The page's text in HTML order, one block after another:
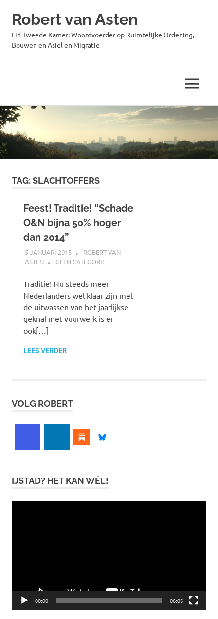
Ga
naar
de
inhoud
Robert van Asten
Lid Tweede Kamer; Woordvoerder op Ruimtelijke Ordening,
Bouwen en Asiel en Migratie
MENU
TAG:SLACHTOFFERS
Feest! Traditie! “Schade
O&N bijna 50% hoger
dan 2014”
5 JANUARI 2015
ROBERT VAN
ASTEN
GEEN CATEGORIE
Traditie! Nu steeds meer
Nederlanders wel klaar zijn met
de uitwassen van het jaarlijkse
geknal met vuurwerk is er
ook[…]
LEES VERDER
VOLG ROBERT
IJSTAD? HET KAN WÉL!
00:00 06:05